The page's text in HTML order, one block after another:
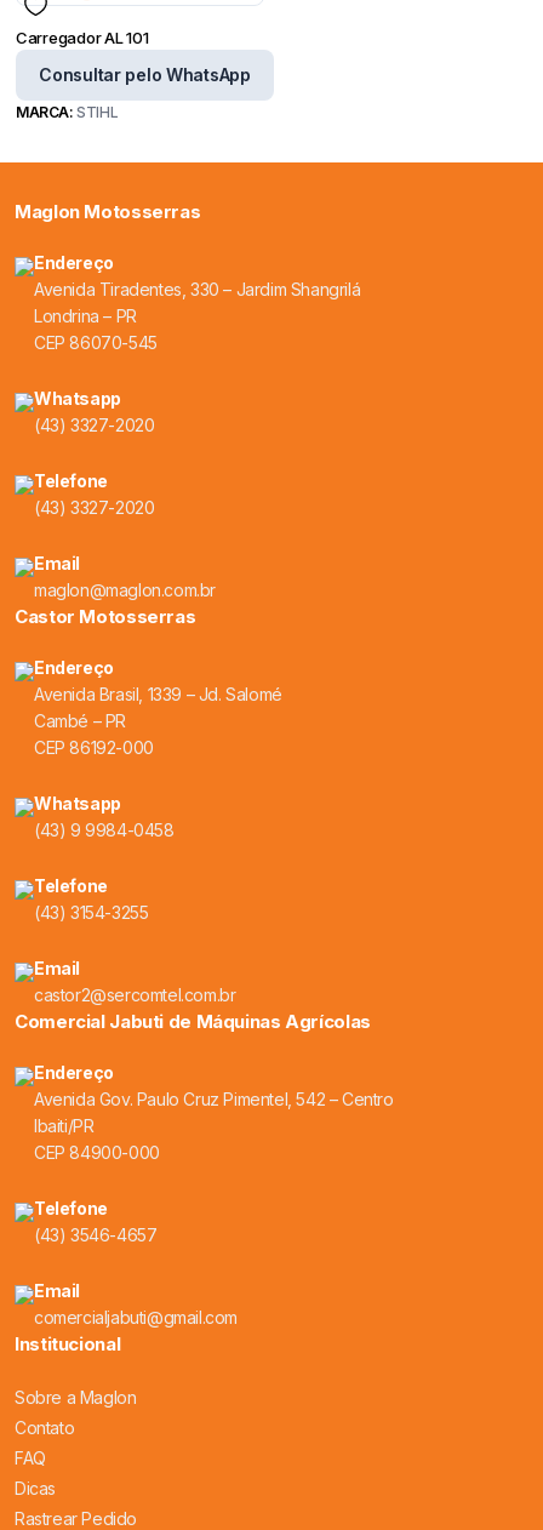
Carregador AL 101
Consultar pelo WhatsApp
MARCA:STIHL
Maglon Motosserras
Endereço
Avenida Tiradentes, 330 – Jardim Shangrilá
Londrina – PR
CEP 86070-545
Whatsapp
(43) 3327-2020
Telefone
(43) 3327-2020
Email
maglon@maglon.com.br
Castor Motosserras
Endereço
Avenida Brasil, 1339 – Jd. Salomé
Cambé – PR
CEP 86192-000
Whatsapp
(43) 9 9984-0458
Telefone
(43) 3154-3255
Email
castor2@sercomtel.com.br
Comercial Jabuti de Máquinas Agrícolas
Endereço
Avenida Gov. Paulo Cruz Pimentel, 542 – Centro
Ibaiti/PR
CEP 84900-000
Telefone
(43) 3546-4657
Email
comercialjabuti@gmail.com
Institucional
Sobre a Maglon
Contato
FAQ
Dicas
Rastrear Pedido